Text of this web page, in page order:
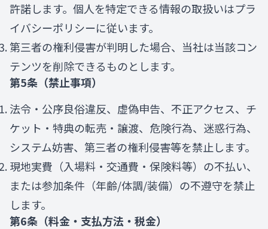
許諾します。個人を特定できる情報の取扱いはプラ
イバシーポリシーに従います。
第三者の権利侵害が判明した場合、当社は当該コン
テンツを削除できるものとします。
第5条（禁止事項）
法令・公序良俗違反、虚偽申告、不正アクセス、チ
ケット・特典の転売・譲渡、危険行為、迷惑行為、
システム妨害、第三者の権利侵害等を禁止します。
現地実費（入場料・交通費・保険料等）の不払い、
または参加条件（年齢/体調/装備）の不遵守を禁止
します。
第6条（料金・支払方法・税金）